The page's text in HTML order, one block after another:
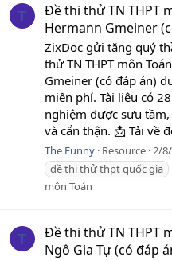
T
Đề thi thử TN THPT
Hermann Gmeiner
ZixDoc gửi tặng quý
thử TN THPT môn
Gmeiner (có đáp án)
miễn phí. Tài liệu có
nghiệm được sưu
và cẩn thận. 📩 Tải về
The Funny Resource 2/
đề thi thử thpt quốc gia
môn Toán
T
Đề thi thử TN THPT
Ngô Gia Tự (có đáp